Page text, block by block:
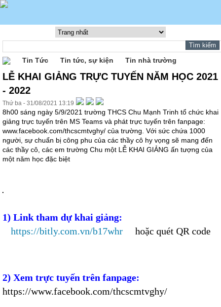
Tin Tức Tin tức, sự kiện Tin nhà trường
LỄ KHAI GIẢNG TRỰC TUYẾN NĂM HỌC 2021
- 2022
Thứ ba - 31/08/2021 13:19
8h00 sáng ngày 5/9/2021 trường THCS Chu Mạnh Trinh tổ chức khai
giảng trực tuyến trên MS Teams và phát trực tuyến trên fanpage:
www.facebook.com/thcscmtvghy/ của trường. Với sức chứa 1000
người, sự chuẩn bị công phu của các thầy cô hy vọng sẽ mang đến
các thầy cô, các em trường Chu một LỄ KHAI GIẢNG ấn tượng của
một năm học đặc biệt
1) Link tham dự khai giảng:
https://bitly.com.vn/b17whrhoặc quét QR code
2) Xem trực tuyến trên fanpage:
https://www.facebook.com/thcscmtvghy/